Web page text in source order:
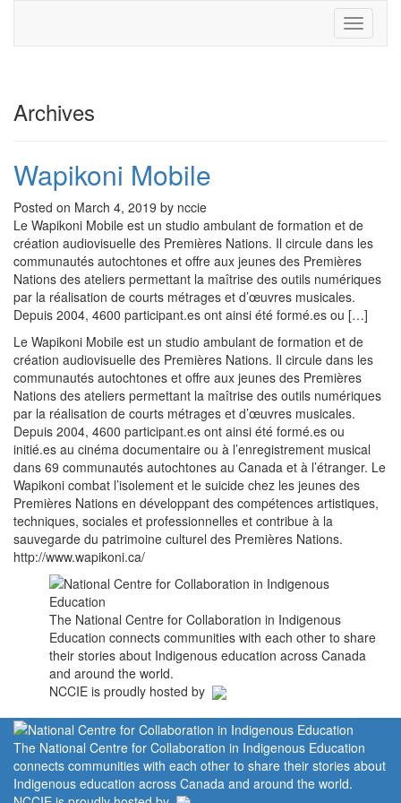
Toggle
Archives
Wapikoni Mobile
Posted on March 4, 2019 by nccie
Le Wapikoni Mobile est un studio ambulant de formation et de
création audiovisuelle des Premières Nations. Il circule dans les
communautés autochtones et offre aux jeunes des Premières
Nations des ateliers permettant la maîtrise des outils numériques
par la réalisation de courts métrages et d’œuvres musicales.
Depuis 2004, 4600 participant.es ont ainsi été formé.es ou […]
Le Wapikoni Mobile est un studio ambulant de formation et de
création audiovisuelle des Premières Nations. Il circule dans les
communautés autochtones et offre aux jeunes des Premières
Nations des ateliers permettant la maîtrise des outils numériques
par la réalisation de courts métrages et d’œuvres musicales.
Depuis 2004, 4600 participant.es ont ainsi été formé.es ou
initié.es au cinéma documentaire ou à l’enregistrement musical
dans 69 communautés autochtones au Canada et à l’étranger. Le
Wapikoni combat l’isolement et le suicide chez les jeunes des
Premières Nations en développant des compétences artistiques,
techniques, sociales et professionnelles et contribue à la
sauvegarde du patrimoine culturel des Premières Nations.
http://www.wapikoni.ca/
The National Centre for Collaboration in Indigenous
Education connects communities with each other to share
their stories about Indigenous education across Canada
and around the world.
NCCIE is proudly hosted by
The National Centre for Collaboration in Indigenous Education
connects communities with each other to share their stories about
Indigenous education across Canada and around the world.